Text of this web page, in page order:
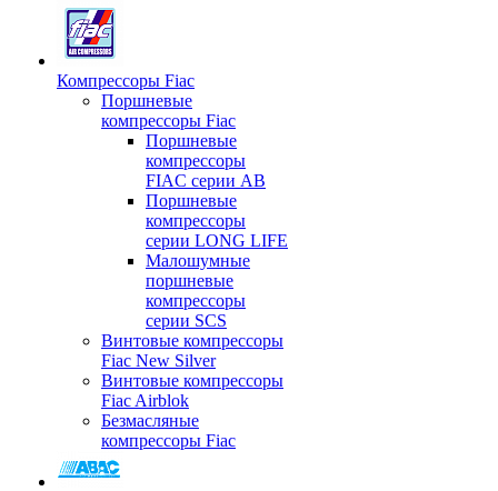
Компрессоры Fiac
Поршневые
компрессоры Fiac
Поршневые
компрессоры
FIAC серии AB
Поршневые
компрессоры
серии LONG LIFE
Малошумные
поршневые
компрессоры
серии SCS
Винтовые компрессоры
Fiac New Silver
Винтовые компрессоры
Fiac Airblok
Безмасляные
компрессоры Fiac